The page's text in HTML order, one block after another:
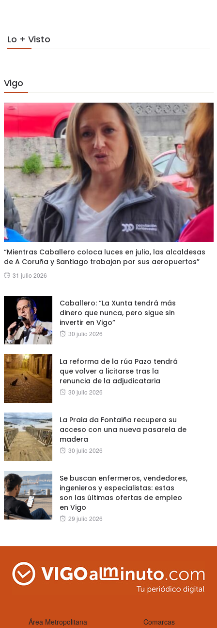
Lo + Visto
Vigo
“Mientras Caballero coloca luces en julio, las alcaldesas
de A Coruña y Santiago trabajan por sus aeropuertos”
Posted
31 julio 2026
Caballero: “La Xunta tendrá más
dinero que nunca, pero sigue sin
invertir en Vigo”
Posted
30 julio 2026
La reforma de la rúa Pazo tendrá
que volver a licitarse tras la
renuncia de la adjudicataria
Posted
30 julio 2026
La Praia da Fontaiña recupera su
acceso con una nueva pasarela de
madera
Posted
30 julio 2026
Se buscan enfermeros, vendedores,
ingenieros y especialistas: estas
son las últimas ofertas de empleo
en Vigo
Posted
29 julio 2026
Área Metropolitana Comarcas